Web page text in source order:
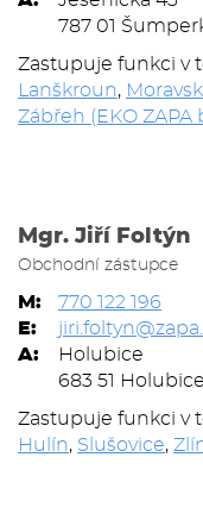
787 01
Zastupuje funkci v
Lanškroun,
Zábřeh (EKO ZAPA
Mgr. Jiří Foltýn
Obchodní zástupce
M:
770 122 196
E:
A:
Holubice
683 51
Zastupuje funkci v
Hulín, Slušovice,